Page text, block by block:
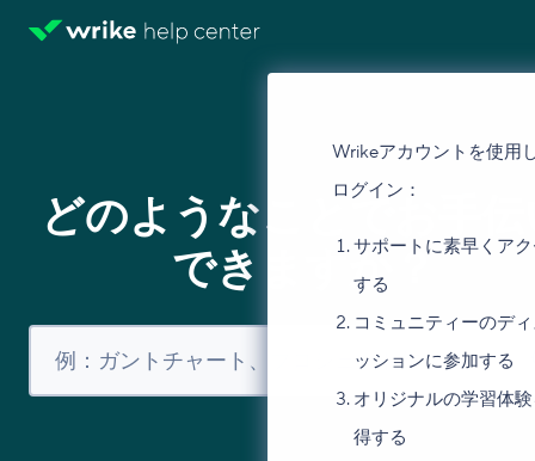
Wrikeアカウントを使用
ログイン：
サポートに素早くア
する
コミュニティーのデ
ッションに参加する
オリジナルの学習体
得する
どのようなことでお手
できますか？